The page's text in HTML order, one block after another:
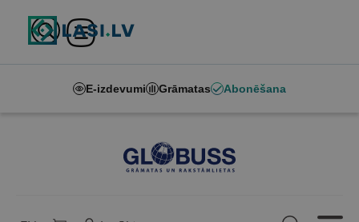
E-izdevumi Grāmatas Abonēšana